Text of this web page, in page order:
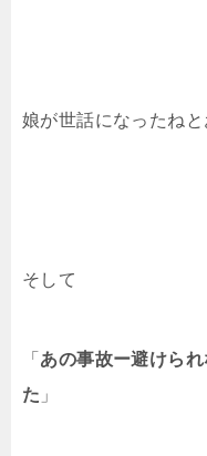
娘が世話になったねと
そして
「 あの事故ー避けら
た 」